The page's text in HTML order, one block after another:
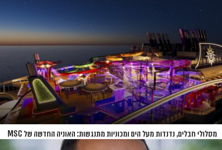
מסלולי חבלים, נדנדות מעל הים ומכוניות מתנגשות: האוניה החדשה של MSC